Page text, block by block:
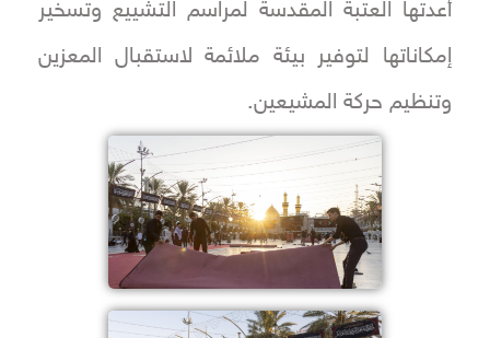
أعدتها العتبة المقدسة لمراسم التشييع وتسخير
إمكاناتها لتوفير بيئة ملائمة لاستقبال المعزين
وتنظيم حركة المشيعين.